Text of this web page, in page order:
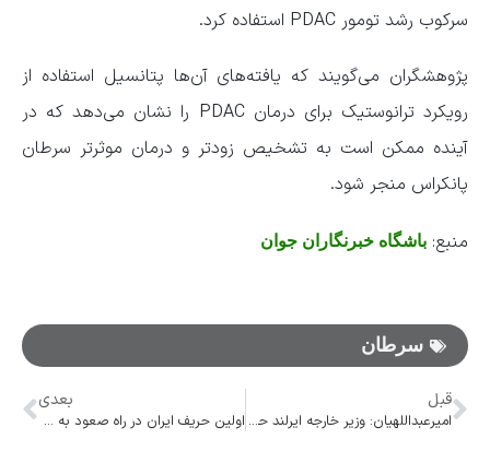
سرکوب رشد تومور PDAC استفاده کرد.
پژوهشگران می‌گویند که یافته‌های آن‌ها پتانسیل استفاده از
رویکرد ترانوستیک برای درمان PDAC را نشان می‌دهد که در
آینده ممکن است به تشخیص زودتر و درمان موثرتر سرطان
پانکراس منجر شود.
منبع: باشگاه خبرنگاران جوان
سرطان
قبل
امیرعبداللهیان: وزیر خارجه ایرلند حامل پیام غرب برای ما بود
بعدی
اولین حریف ایران در راه صعود به جام جهانی ۲۰۲۶ معرفی شد